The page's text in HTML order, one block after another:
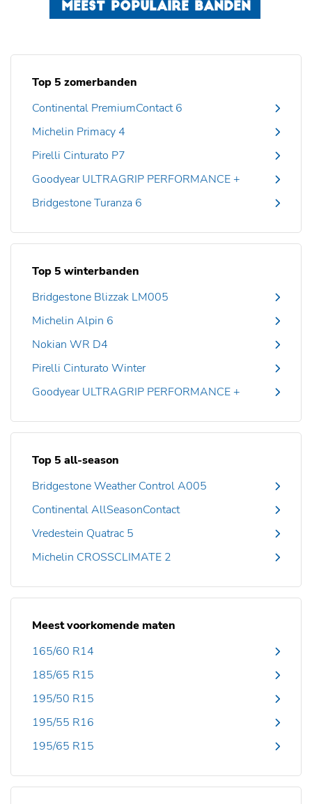
MEEST POPULAIRE BANDEN
Top 5 zomerbanden
Continental PremiumContact 6
Michelin Primacy 4
Pirelli Cinturato P7
Goodyear ULTRAGRIP PERFORMANCE +
Bridgestone Turanza 6
Top 5 winterbanden
Bridgestone Blizzak LM005
Michelin Alpin 6
Nokian WR D4
Pirelli Cinturato Winter
Goodyear ULTRAGRIP PERFORMANCE +
Top 5 all-season
Bridgestone Weather Control A005
Continental AllSeasonContact
Vredestein Quatrac 5
Michelin CROSSCLIMATE 2
Meest voorkomende maten
165/60 R14
185/65 R15
195/50 R15
195/55 R16
195/65 R15